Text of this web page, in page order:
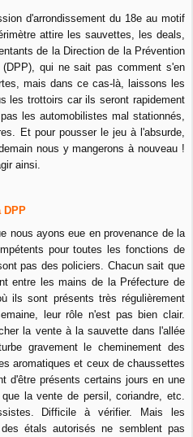
d'arrondissement du 18e au motif
attire les sauvettes, les deals,
de la Direction de la Prévention
qui ne sait pas comment s'en
mais dans ce cas-là, laissons les
les trottoirs car ils seront rapidement
les automobilistes mal stationnés,
Et pour pousser le jeu à l'absurde,
nous y mangerons à nouveau !
ainsi.
DPP
nous ayons eue en provenance de la
pour toutes les fonctions de
pas des policiers. Chacun sait que
entre les mains de la Préfecture de
ils sont présents très régulièrement
leur rôle n'est pas bien clair.
la vente à la sauvette dans l'allée
gravement le cheminement des
aromatiques et ceux de chaussettes
d'être présents certains jours en une
la vente de persil, coriandre, etc.
Difficile à vérifier. Mais les
étals autorisés ne semblent pas